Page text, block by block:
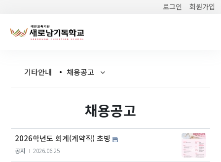
로그인 회원가입
기타안내 채용공고
채용공고
2026학년도 회계(계약직) 초빙
공지 2026.06.25